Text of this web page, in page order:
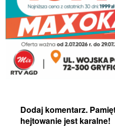
Dodaj komentarz.
hejtowanie jest karalne!